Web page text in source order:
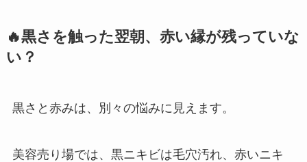
🔥黒さを触った翌朝、赤い縁が残っていな
い？
黒さと赤みは、別々の悩みに見えます。
美容売り場では、黒ニキビは毛穴汚れ、赤いニキ